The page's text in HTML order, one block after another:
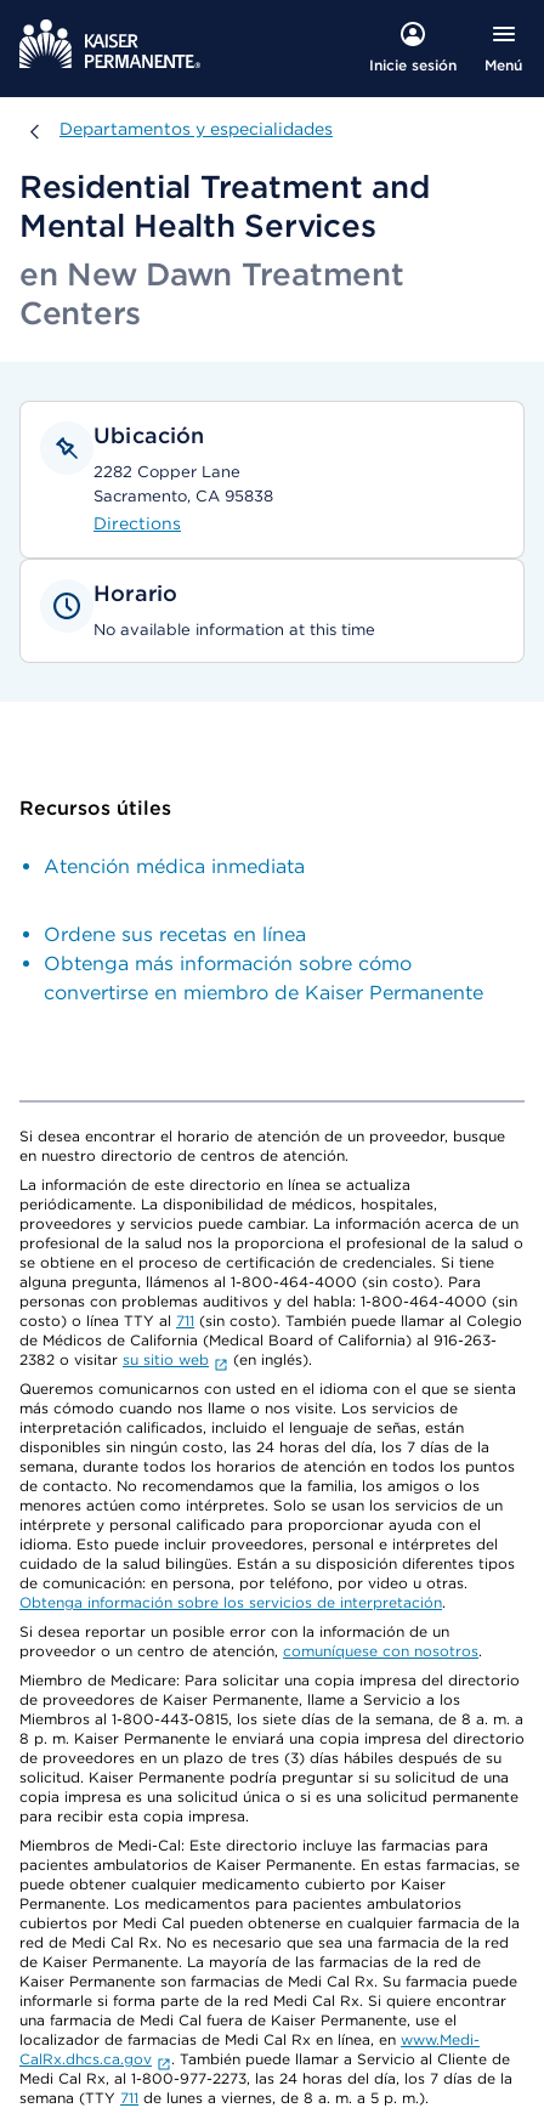
Inicie sesión Menú
Departamentos y especialidades
Departamentos y especialidades
Residential Treatment and
Mental Health Services
en New Dawn Treatment
Centers
Ubicación
2282 Copper Lane
Sacramento, CA 95838
Directions
Horario
No available information at this time
Recursos útiles
Atención médica inmediata
Ordene sus recetas en línea
Obtenga más información sobre cómo
convertirse en miembro de Kaiser Permanente
Si desea encontrar el horario de atención de un proveedor, busque
en nuestro directorio de centros de atención.
La información de este directorio en línea se actualiza
periódicamente. La disponibilidad de médicos, hospitales,
proveedores y servicios puede cambiar. La información acerca de un
profesional de la salud nos la proporciona el profesional de la salud o
se obtiene en el proceso de certificación de credenciales. Si tiene
alguna pregunta, llámenos al 1-800-464-4000 (sin costo). Para
personas con problemas auditivos y del habla: 1-800-464-4000 (sin
costo) o línea TTY al 711 (sin costo). También puede llamar al Colegio
de Médicos de California (Medical Board of California) al 916-263-
2382 o visitar su sitio web
(en inglés).
Queremos comunicarnos con usted en el idioma con el que se sienta
más cómodo cuando nos llame o nos visite. Los servicios de
interpretación calificados, incluido el lenguaje de señas, están
disponibles sin ningún costo, las 24 horas del día, los 7 días de la
semana, durante todos los horarios de atención en todos los puntos
de contacto. No recomendamos que la familia, los amigos o los
menores actúen como intérpretes. Solo se usan los servicios de un
intérprete y personal calificado para proporcionar ayuda con el
idioma. Esto puede incluir proveedores, personal e intérpretes del
cuidado de la salud bilingües. Están a su disposición diferentes tipos
de comunicación: en persona, por teléfono, por video u otras.
Obtenga información sobre los servicios de interpretación.
Si desea reportar un posible error con la información de un
proveedor o un centro de atención, comuníquese con nosotros.
Miembro de Medicare: Para solicitar una copia impresa del directorio
de proveedores de Kaiser Permanente, llame a Servicio a los
Miembros al 1-800-443-0815, los siete días de la semana, de 8 a. m. a
8 p. m. Kaiser Permanente le enviará una copia impresa del directorio
de proveedores en un plazo de tres (3) días hábiles después de su
solicitud. Kaiser Permanente podría preguntar si su solicitud de una
copia impresa es una solicitud única o si es una solicitud permanente
para recibir esta copia impresa.
Miembros de Medi-Cal: Este directorio incluye las farmacias para
pacientes ambulatorios de Kaiser Permanente. En estas farmacias, se
puede obtener cualquier medicamento cubierto por Kaiser
Permanente. Los medicamentos para pacientes ambulatorios
cubiertos por Medi Cal pueden obtenerse en cualquier farmacia de la
red de Medi Cal Rx. No es necesario que sea una farmacia de la red
de Kaiser Permanente. La mayoría de las farmacias de la red de
Kaiser Permanente son farmacias de Medi Cal Rx. Su farmacia puede
informarle si forma parte de la red Medi Cal Rx. Si quiere encontrar
una farmacia de Medi Cal fuera de Kaiser Permanente, use el
localizador de farmacias de Medi Cal Rx en línea, en www.Medi-
CalRx.dhcs.ca.gov
. También puede llamar a Servicio al Cliente de
Medi Cal Rx, al 1-800-977-2273, las 24 horas del día, los 7 días de la
semana (TTY 711 de lunes a viernes, de 8 a. m. a 5 p. m.).